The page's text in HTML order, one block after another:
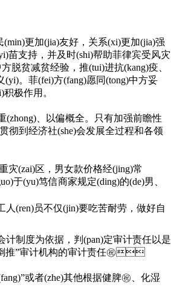
(min)更加(jia)友好，关系(xi)更加(jia)强
苗支持，并及时(shi)帮助菲律宾受风灾
减贫经验，推(tui)进抗(kang)疫、
。菲(fei)方(fang)愿同(tong)中方妥
。
、以偏概全。只有加强前瞻性
理念贯彻到经济社(she)会发展全过程和各领
重灾(zai)区，男女款价格经(jing)常
笃信商家规定(ding)的(de)男、
人(ren)员不仅(jin)要吃苦耐劳，做好自
计制度为依据，判(pan)定审计责任以是
推”审计机构的审计责任㊗️
者(zhe)其他根据健脾㊗️、化湿